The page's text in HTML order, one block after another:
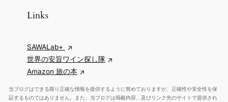
Links
SAWALab+
世界の安旨ワイン探し隊
Amazon 旅の本
当ブログはできる限り正確な情報を提供するように努めておりますが、正確性や安全性を保
証するものではありません。また、当ブログは掲載内容、及びリンク先のサイトで提供され